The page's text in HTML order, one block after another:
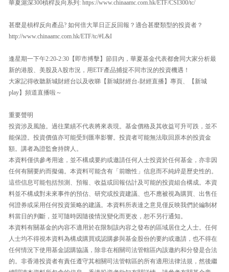
華夏滬深300槓桿反向系列: https://www.chinaamc.com.hk/ETF/CSI300/tc/
甚麼是槓桿反向產品? 如何倍大單日正反回報？適合甚麼類型的投資者？
http://www.chinaamc.com.hk/ETF/tc/#L&I
逢星期一下午2:20-2:30【即市搏擊】節目內，華夏基金代表都會同大家分析最
新的港股、美股及A股市況，用ETF產品捕捉不同市況的投資機遇！
大家記得收聽新城財經台以及收睇【新城財經台-財經直播】專頁、【新城
play】頻道直播啦～
重要聲明
投資涉及風險。過往業績不代表將來表現。基金價格及其收益可升可跌，並不
能保證。投資價值亦可能受到匯率影響。投資者可能無法取回原本的投資金
額。講者為證監會持牌人。
本資料僅供參考用途，並不構成要約或邀請任何人士投資於任何基金，亦非因
任何有關要約而擬備。本資料可能含有「前瞻性」信息而不純綷是歷史性的。
這些信息可能包括預測、預報、收益或回報估計及可能的投資組合構成。本資
料並不構成對未來事件的預估、研究或投資建議、也不應被視為購買、出售任
何證券或采用任何投資策略的建議。本資料所表達之意見僅反映我們於編制材
料當日的判斷，並可隨時因隨後情況變化而更改，恕不另行通知。
本資料有關基金的內容不適用於在限制該內容之發布的區域居住之人士。任何
人士均不得視本資料為構成購買或認購參與基金股份的要約或邀請，也不得在
任何情況下使用基金認購協議，除非在相關司法管轄區內該邀約和分發是合法
的。非香港投資者有責任遵守其相關司法管轄區的所有適用法律法規，然後繼